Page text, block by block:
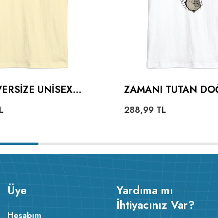
UNISEX
ZAMANI TUTAN
288,99 TL
Üye
Hesabım
Yardıma mı
İhtiyacınız Var?